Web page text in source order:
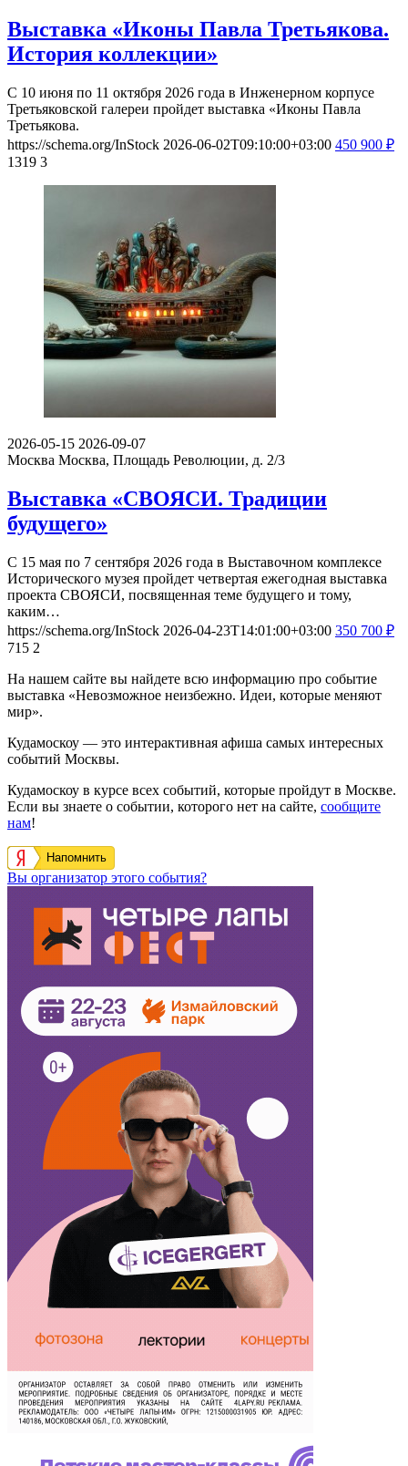
Выставка «Иконы Павла Третьякова.
История коллекции»
С 10 июня по 11 октября 2026 года в Инженерном корпусе
Третьяковской галереи пройдет выставка «Иконы Павла
Третьякова.
https://schema.org/InStock 2026-06-02T09:10:00+03:00 450 900 ₽
1319 3
2026-05-15 2026-09-07
Москва Москва, Площадь Революции, д. 2/3
Выставка «СВОЯСИ. Традиции
будущего»
С 15 мая по 7 сентября 2026 года в Выставочном комплексе
Исторического музея пройдет четвертая ежегодная выставка
проекта СВОЯСИ, посвященная теме будущего и тому,
каким…
https://schema.org/InStock 2026-04-23T14:01:00+03:00 350 700 ₽
715 2
На нашем сайте вы найдете всю информацию про событие
выставка «Невозможное неизбежно. Идеи, которые меняют
мир».
Кудамоскоу — это интерактивная афиша самых интересных
событий Москвы.
Кудамоскоу в курсе всех событий, которые пройдут в Москве.
Если вы знаете о событии, которого нет на сайте, сообщите
нам!
Напомнить
Вы организатор этого события?